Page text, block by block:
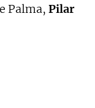
Palma, Pilar